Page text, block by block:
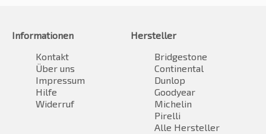
Informationen
Kontakt
Über uns
Impressum
Hilfe
Widerruf
Hersteller
Bridgestone
Continental
Dunlop
Goodyear
Michelin
Pirelli
Alle Hersteller